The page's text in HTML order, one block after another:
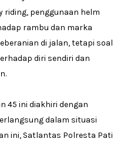
riding, penggunaan helm
rambu dan marka
di jalan, tetapi soal
diri sendiri dan
45 ini diakhiri dengan
dalam situasi
ini, Satlantas Polresta Pati